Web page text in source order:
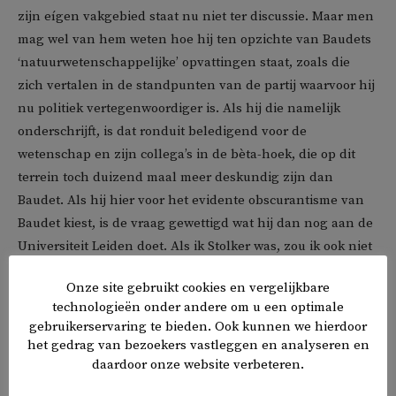
zijn eígen vakgebied staat nu niet ter discussie. Maar men
mag wel van hem weten hoe hij ten opzichte van Baudets
‘natuurwetenschappelijke’ opvattingen staat, zoals die
zich vertalen in de standpunten van de partij waarvoor hij
nu politiek vertegenwoordiger is. Als hij die namelijk
onderschrijft, is dat ronduit beledigend voor de
wetenschap en zijn collega’s in de bèta-hoek, die op dit
terrein toch duizend maal meer deskundig zijn dan
Baudet. Als hij hier voor het evidente obscurantisme van
Baudet kiest, is de vraag gewettigd wat hij dan nog aan de
Universiteit Leiden doet. Als ik Stolker was, zou ik ook niet
En dan is er, ten derde, de heksenjacht die Baudet met zijn
geplande ‘meldpunt voor linkse leraren’ in het onderwijs
ontketenen wil. Ook dat is, net als Baudets beschimping
Onze site gebruikt cookies en vergelijkbare
technologieën onder andere om u een optimale
gebruikerservaring te bieden. Ook kunnen we hierdoor
het gedrag van bezoekers vastleggen en analyseren en
daardoor onze website verbeteren.